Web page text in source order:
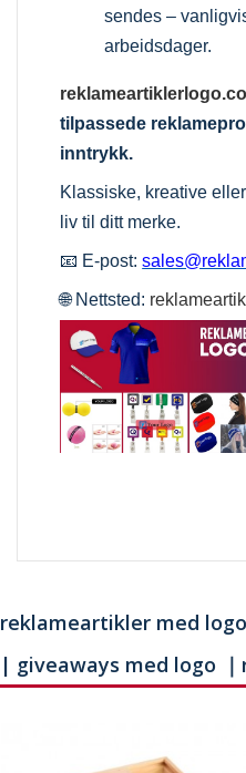
sendes –
arbeidsdager.
tilpassede
inntrykk.
Klassiske, kreative
liv til ditt merke.
📧 E-post:
🌐 Nettsted:
reklameartikler med
| giveaways med logo